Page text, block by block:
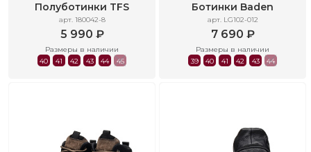
Полуботинки TFS
арт. 180042-8
5 990 ₽
Размеры в наличии
40
41 42 43 44 45
Ботинки Baden
арт. LG102-012
7 690 ₽
Размеры в наличии
39
40 41 42 43 44